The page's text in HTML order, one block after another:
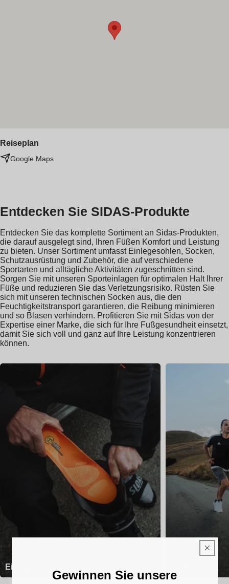
Reiseplan
Google Maps
Entdecken Sie SIDAS-Produkte
Entdecken Sie das komplette Sortiment an Sidas-Produkten,
die darauf ausgelegt sind, Ihren Füßen Komfort und Leistung
zu bieten. Unser Sortiment umfasst Einlegesohlen, Socken,
Schutzausrüstung und Zubehör, die auf verschiedene
Sportarten und alltägliche Aktivitäten zugeschnitten sind.
Sorgen Sie mit unseren Sporteinlagen für optimalen Halt Ihrer
Füße und reduzieren Sie das Verletzungsrisiko. Rüsten Sie
sich mit unseren technischen Socken aus, die den
Feuchtigkeitstransport garantieren, die Reibung minimieren
und so Blasen verhindern. Profitieren Sie mit Sidas von der
Expertise einer Marke, die sich für Ihre Fußgesundheit einsetzt,
damit Sie sich voll und ganz auf Ihre Leistung konzentrieren
können.
Einlagen
Gewinnen Sie unsere